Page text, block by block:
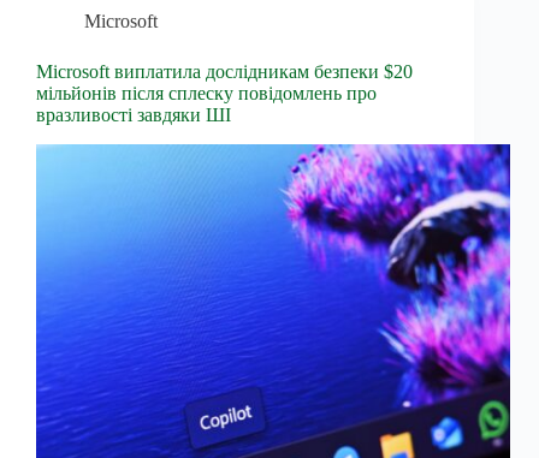
Microsoft
Microsoft виплатила дослідникам безпеки $20
мільйонів після сплеску повідомлень про
вразливості завдяки ШІ